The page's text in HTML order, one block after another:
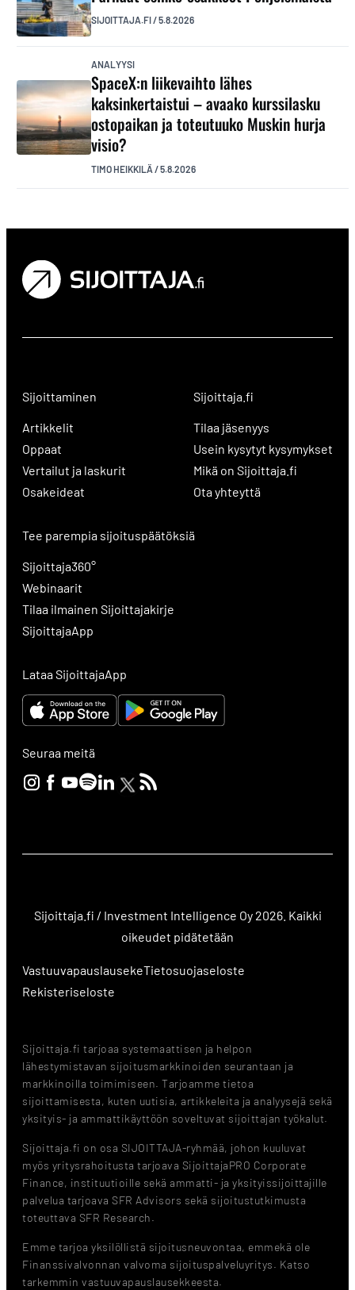
SIJOITTAJA.FI/5.8.2026
ANALYYSI
SpaceX:n liikevaihto lähes
kaksinkertaistui – avaako kurssilasku
ostopaikan ja toteutuuko Muskin hurja
visio?
TIMO HEIKKILÄ /5.8.2026
Sijoittaminen
Artikkelit
Oppaat
Vertailut ja laskurit
Osakeideat
Sijoittaja.fi
Tilaa jäsenyys
Usein kysytyt kysymykset
Mikä on Sijoittaja.fi
Ota yhteyttä
Tee parempia sijoituspäätöksiä
Sijoittaja360°
Webinaarit
Tilaa ilmainen Sijoittajakirje
SijoittajaApp
Lataa SijoittajaApp
Seuraa meitä
Sijoittaja.fi / Investment Intelligence Oy 2026. Kaikki
oikeudet pidätetään
VastuuvapauslausekeTietosuojaseloste
Rekisteriseloste
Sijoittaja.fi tarjoaa systemaattisen ja helpon
lähestymistavan sijoitusmarkkinoiden seurantaan ja
markkinoilla toimimiseen. Tarjoamme tietoa
sijoittamisesta, kuten uutisia, artikkeleita ja analyysejä sekä
yksityis- ja ammattikäyttöön soveltuvat sijoittajan työkalut.
Sijoittaja.fi on osa SIJOITTAJA-ryhmää, johon kuuluvat
myös yritysrahoitusta tarjoava SijoittajaPRO Corporate
Finance, instituutioille sekä ammatti- ja yksityissijoittajille
palvelua tarjoava SFR Advisors sekä sijoitustutkimusta
toteuttava SFR Research.
Emme tarjoa yksilöllistä sijoitusneuvontaa, emmekä ole
Finanssivalvonnan valvoma sijoituspalveluyritys. Katso
tarkemmin vastuuvapauslausekkeesta.